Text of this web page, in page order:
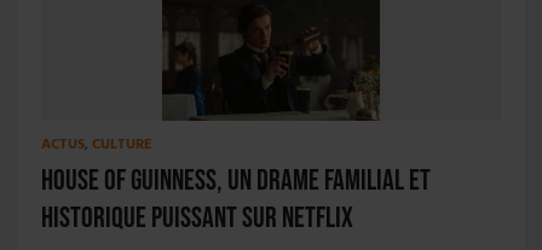
ACTUS, CULTURE
House of Guinness, un drame familial et
historique puissant sur Netflix